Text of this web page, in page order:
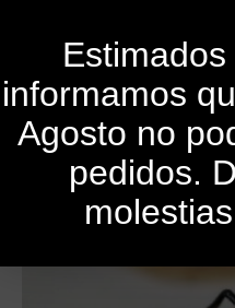
informamos
Agosto no
pedidos.
31 de enero de
En Actualidad ,Consejos,